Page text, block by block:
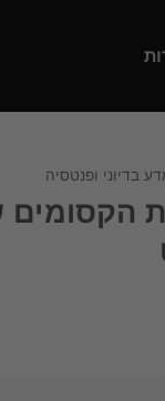
בדיוני ופנטסיה
הקסומים